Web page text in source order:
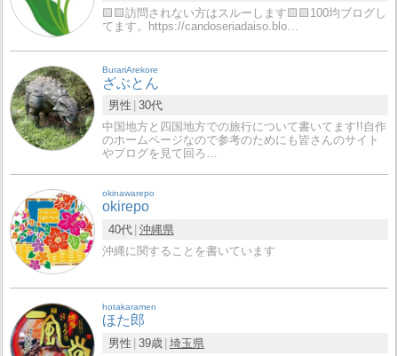
🟨🟨訪問されない方はスルーします🟨🟨100均ブログし
てます。https://candoseriadaiso.blo…
BurariArekore
ざぶとん
男性 30代
中国地方と四国地方での旅行について書いてます!!自作
のホームページなので参考のためにも皆さんのサイト
やブログを見て回ろ…
okinawarepo
okirepo
40代 沖縄県
沖縄に関することを書いています
hotakaramen
ほた郎
男性 39歳 埼玉県